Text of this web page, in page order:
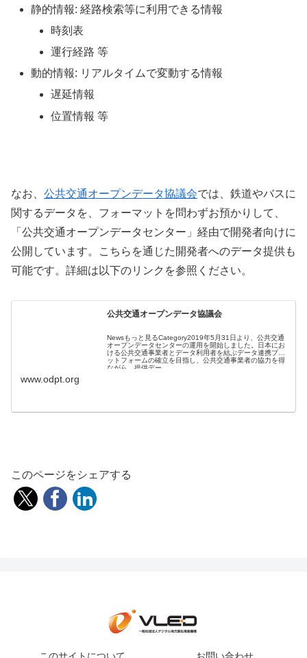
静的情報: 経路検索等に利用できる情報
時刻表
運行経路 等
動的情報: リアルタイムで変動する情報
遅延情報
位置情報 等
なお、 公共交通オープンデータ協議会では、鉄道やバスに
関するデータを、フォーマットを問わずお預かりして、
「公共交通オープンデータセンター」経由で開発者向けに
公開しています。こちらを通じた開発者へのデータ提供も
可能です。詳細は以下のリンクを参照ください。
公共交通オープンデータ協議会
Newsもっと見るCategory2019年5月31日より、公共交通
オープンデータセンターの運用を開始しました。日本にお
ける公共交通事業者とデータ利用者を結ぶデータ連携プラ
ットフォームの確立を目指し、公共交通事業者の協力を得
ながら、提供デー
www.odpt.org
このページをシェアする
このサイトについて お問い合わせ